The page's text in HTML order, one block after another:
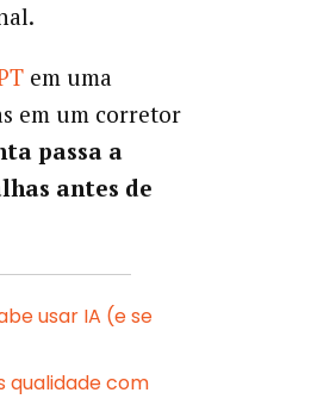
em uma
em um corretor
passa a
antes de
usar IA (e se
qualidade com